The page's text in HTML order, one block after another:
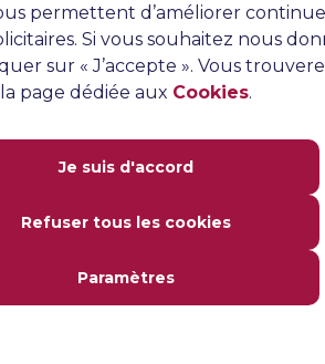
pauses dans le test.
– Utilisée pour envoyer des
et de récupération de fichiers
définis ci-dessus,
d’échantillonneurs :
AJP/1.3
de journaux d’accès
BSF
permettent d’améliorer
Si vous souhaitez nous
sur « J’accepte ». Vous
la page dédiée aux Cookies.
Je suis d'accord
Refuser tous les cookies
Paramètres